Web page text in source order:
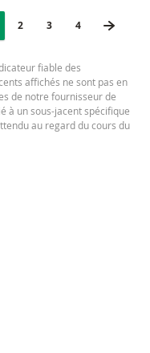
PAGE
2 PAGE
3 DERNIÈRE
4
fiable des
affichés ne sont pas en
de notre fournisseur de
à un sous-jacent spécifique
au regard du cours du